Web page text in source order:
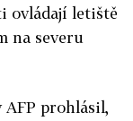
ovládají letiště
na severu
prohlásil,